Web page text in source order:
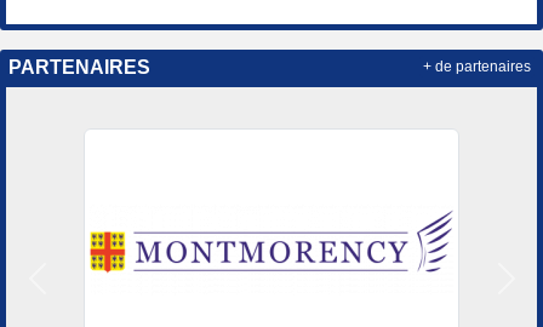
PARTENAIRES + de partenaires